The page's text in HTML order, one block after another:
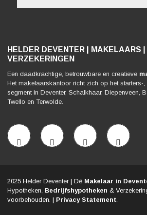
HELDER DEVENTER | MAKELAARS |
VERZEKERINGEN
Een daadkrachtige, betrouwbare en creatieve
Het makelaarskantoor richt zich op het starters-
segment in Deventer, Schalkhaar, Diepenveen,
Twello en Terwolde.
2025 Helder Deventer | Dé Makelaar in
Hypotheken, Bedrijfshypotheken &
voorbehouden. | Privacy Statement.